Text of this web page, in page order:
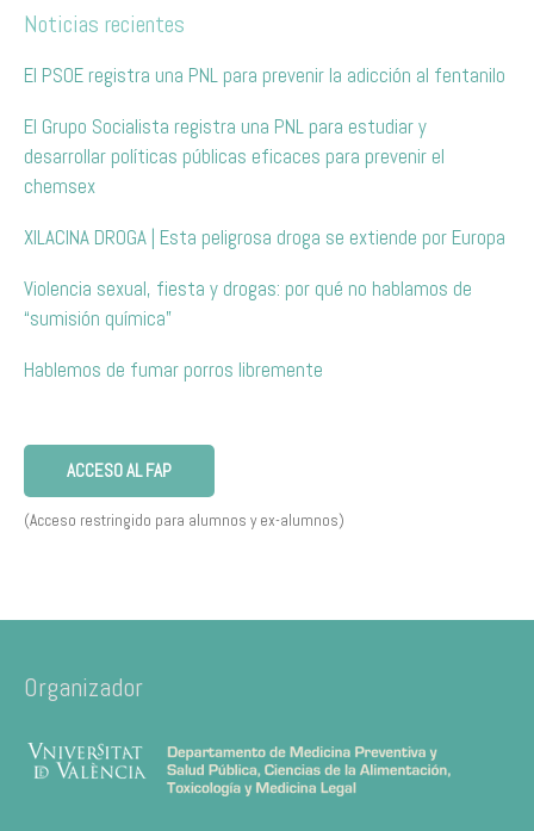
Noticias recientes
El PSOE registra una PNL para prevenir la adicción al fentanilo
El Grupo Socialista registra una PNL para estudiar y
desarrollar políticas públicas eficaces para prevenir el
chemsex
XILACINA DROGA | Esta peligrosa droga se extiende por Europa
Violencia sexual, fiesta y drogas: por qué no hablamos de
“sumisión química”
Hablemos de fumar porros libremente
ACCESO AL FAP
(Acceso restringido para alumnos y ex-alumnos)
Organizador